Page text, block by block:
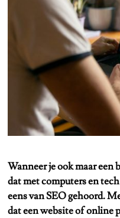
Wanneer je ook maar een
dat met computers en
eens van SEO gehoord.
dat een website of online